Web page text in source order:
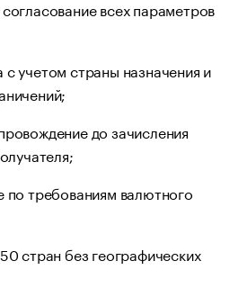
всех параметров
учетом страны назначения и
до зачисления
по требованиям валютного
стран без географических